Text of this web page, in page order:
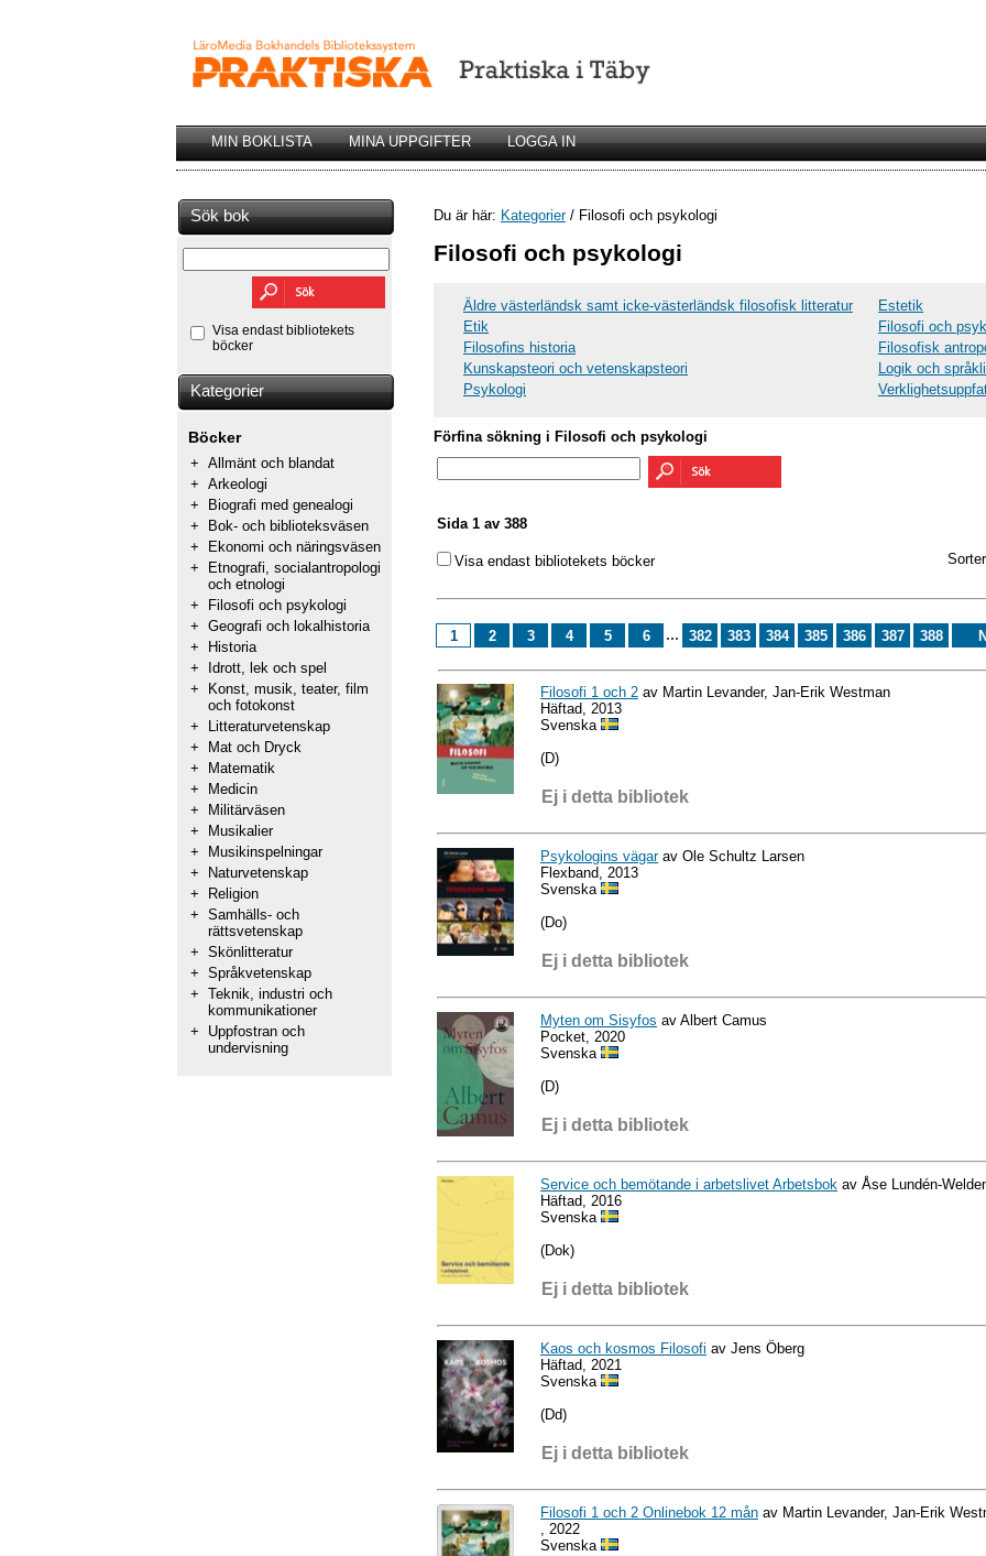
MIN BOKLISTA MINA UPPGIFTER LOGGA IN
Sök bok
Visa endast bibliotekets
böcker
Kategorier
Böcker
+ Allmänt och blandat
+ Arkeologi
+
Biografi med genealogi
+
Bok- och biblioteksväsen
+
Ekonomi och näringsväsen
+
Etnografi, socialantropologi
och etnologi
+
Filosofi och psykologi
+ Geografi och lokalhistoria
+
Historia
+
Idrott, lek och spel
+
Konst, musik, teater, film
och fotokonst
+
Litteraturvetenskap
+
Mat och Dryck
+
Matematik
+
Medicin
+
Militärväsen
+
Musikalier
+
Musikinspelningar
+
Naturvetenskap
+
Religion
+ Samhälls- och
rättsvetenskap
+ Skönlitteratur
+ Språkvetenskap
+ Teknik, industri och
kommunikationer
+
Uppfostran och
undervisning
Du är här: Kategorier/ Filosofi och psykologi
Filosofi och psykologi
Äldre västerländsk samt icke-västerländsk filosofisk litteratur
Estetik
Etik
Filosofi och
Filosofins historia
Filosofisk
Kunskapsteori och vetenskapsteori
Logik och
Psykologi
Förfina sökning i Filosofi och psykologi
Sida 1 av 388
Visa endast bibliotekets böcker
1 2 3 4 5 6 ... 382 383 384 385 386 387 388
Filosofi 1 och 2 av Martin Levander, Jan-Erik Westman
Häftad, 2013
Svenska
(D)
Ej i detta bibliotek
Psykologins vägarav Ole Schultz Larsen
Flexband, 2013
Svenska
(Do)
Ej i detta bibliotek
Myten om Sisyfos av Albert Camus
Pocket, 2020
Svenska
(D)
Ej i detta bibliotek
Service och bemötande i arbetslivet Arbetsbok av Åse Lundén-
Häftad, 2016
Svenska
(Dok)
Ej i detta bibliotek
Kaos och kosmos Filosofi av Jens Öberg
Häftad, 2021
Svenska
(Dd)
Ej i detta bibliotek
Filosofi 1 och 2 Onlinebok 12 mån av Martin Levander, Jan-Erik
, 2022
Svenska